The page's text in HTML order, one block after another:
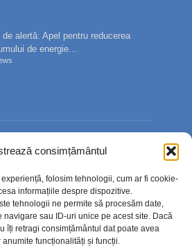
consimțământul
folosim tehnologii, cum ar fi cookie-
informațiile despre dispozitive.
tehnologii ne permite să procesăm date,
navigare sau ID-uri unice pe acest site. Dacă
îți retragi consimțământul dat poate avea
funcționalități și funcții.
de alertă: Apel pentru reducerea
de energie...
(UE)